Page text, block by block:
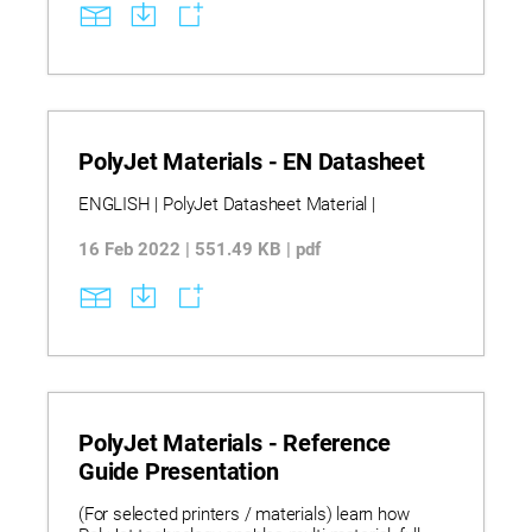
characteristics, including tensile strength,
elongation, hardness, and thermal resistance.
transparent, rubber-like, high-temperature, and
material selection and performance expectations.
PolyJet Materials - EN Datasheet
ENGLISH | PolyJet Datasheet Material |
16 Feb 2022 | 551.49 KB | pdf
PolyJet Materials - Reference
Guide Presentation
(For selected printers / materials) learn how